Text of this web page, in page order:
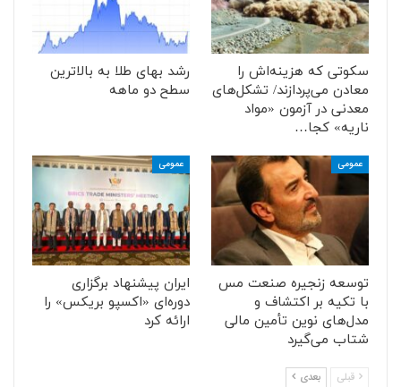
سکوتی که هزینه‌اش را
معادن می‌پردازند/ تشکل‌های
معدنی در آزمون «مواد
ناریه» کجا…
رشد بهای طلا به بالاترین
سطح دو ماهه
عمومی
توسعه زنجیره صنعت مس
با تکیه بر اکتشاف و
مدل‌های نوین تأمین مالی
شتاب می‌گیرد
عمومی
ایران پیشنهاد برگزاری
دوره‌ای «اکسپو بریکس» را
ارائه کرد
قبلی بعدی